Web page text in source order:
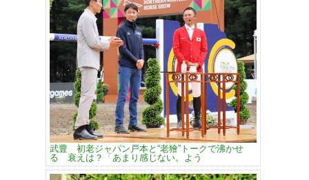
武豊 初老ジャパン戸本と“老獪”トークで沸かせ
る 衰えは？「あまり感じない。よう